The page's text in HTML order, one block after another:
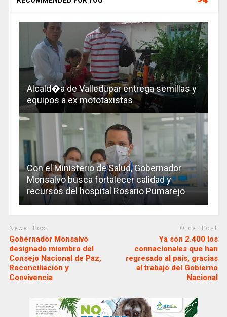
Alcald�a de Valledupar entrega semillas y
equipos a ex mototaxistas
Con el Ministerio de Salud, Gobernador
Monsalvo busca fortalecer calidad y
recursos del hospital Rosario Pumarejo
Newer Post
Gobernador Monsalvo
designado miembro del
Consejo Nacional de Paz,
Reconciliación y
Convivencia
Older Post
Ya son 2.400 los
connacionales que han
regresado al país, gracias
al trabajo del Gobierno
Nacional